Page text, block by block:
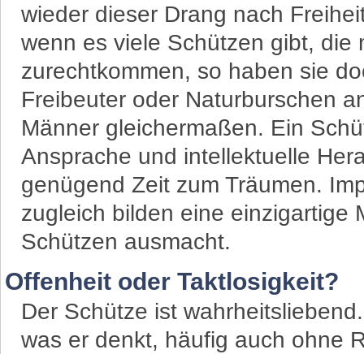
wieder dieser Drang nach
wenn es viele Schützen gibt, die
zurechtkommen, so haben sie
Freibeuter oder Naturburschen
Männer gleichermaßen. Ein
Ansprache und intellektuelle
genügend Zeit zum Träumen.
zugleich bilden eine einzigartige
Schützen ausmacht.
Offenheit oder Taktlosigkeit?
Der Schütze ist
was er denkt, häufig auch ohne